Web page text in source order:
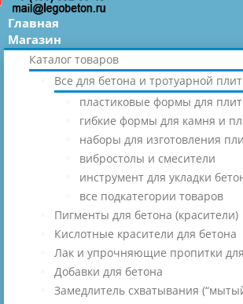
Главная
Магазин
Каталог товаров
Все для бетона и тротуарной
пластиковые формы для
гибкие формы для камня и
наборы для изготовления
вибростолы и смесители
инструмент для укладки
все подкатегории товаров
Пигменты для бетона (красители)
Кислотные красители для бетона
Лак и упрочняющие пропитки
Добавки для бетона
Замедлитель схватывания